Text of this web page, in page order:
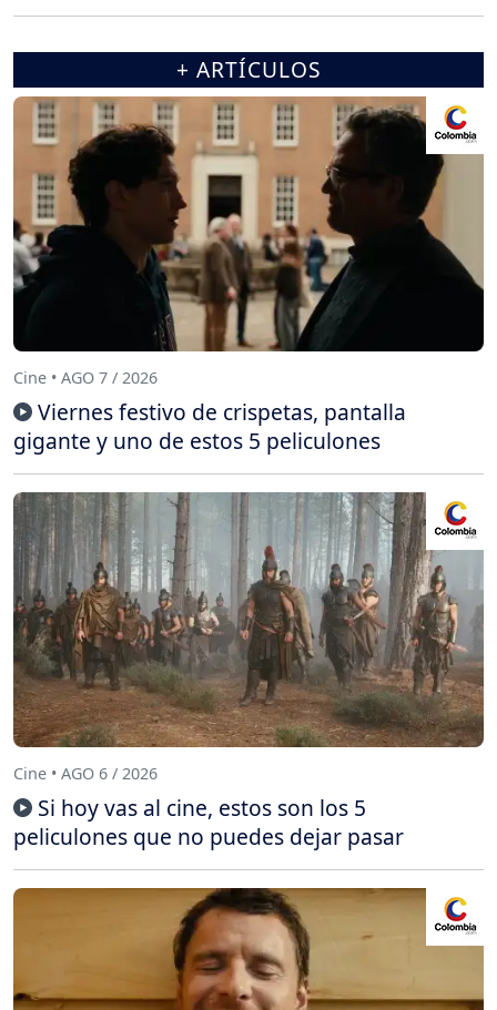
+ ARTÍCULOS
Cine • AGO 7 / 2026
Viernes festivo de crispetas, pantalla
gigante y uno de estos 5 peliculones
Cine • AGO 6 / 2026
Si hoy vas al cine, estos son los 5
peliculones que no puedes dejar pasar